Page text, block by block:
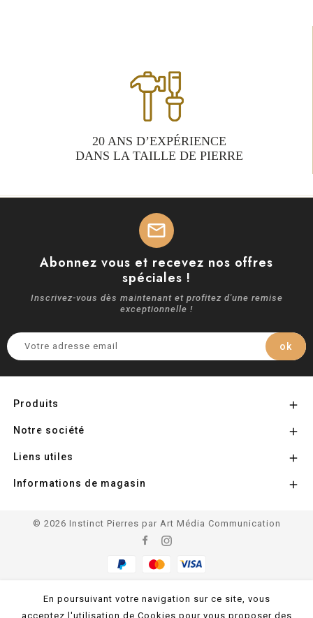
20 ANS D’EXPÉRIENCE
DANS LA TAILLE DE PIERRE
mail
Abonnez vous et recevez nos offres
spéciales !
Inscrivez-vous dès maintenant et profitez d'une remise
exceptionnelle !
Produits 
Notre société 
Liens utiles 
Informations de magasin 
© 2026 Instinct Pierres par Art Média Communication
En poursuivant votre navigation sur ce site, vous
acceptez l'utilisation de Cookies pour vous proposer des